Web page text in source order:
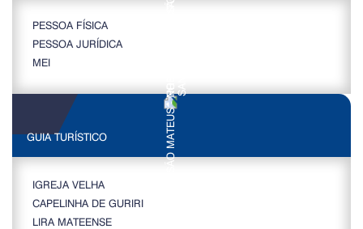
PESSOA FÍSICA
PESSOA JURÍDICA
MEI
GUIA TURÍSTICO
IGREJA VELHA
CAPELINHA DE GURIRI
LIRA MATEENSE